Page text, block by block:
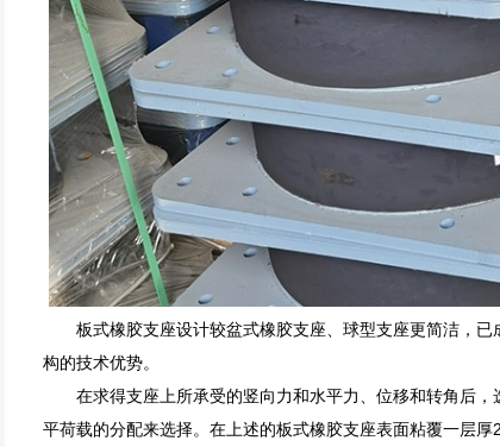
板式橡胶支座设计较盆式橡胶支座、球型支座更简洁，
构的技术优势。
在求得支座上所承受的竖向力和水平力、位移和转角后
平荷载的分配来选择。在上述的板式橡胶支座表面粘覆一层